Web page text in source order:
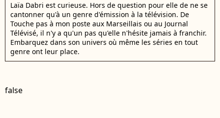
Laïa Dabri est curieuse. Hors de question pour elle de ne se
cantonner qu'à un genre d'émission à la télévision. De
Touche pas à mon poste aux Marseillais ou au Journal
Télévisé, il n'y a qu'un pas qu'elle n'hésite jamais à franchir.
Embarquez dans son univers où même les séries en tout
genre ont leur place.
false